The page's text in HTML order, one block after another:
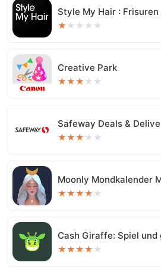
Style My Hair : Frisuren
★ ★ ★ ★ ★
Creative Park
★★★ ★ ★
Safeway Deals &
★★★ ★ ★
Moonly Mondkalender
★★★★ ★
Cash Giraffe: Spiel und
★★★★ ★